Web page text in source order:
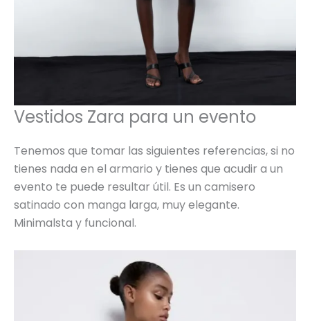
Vestidos Zara para un evento
Tenemos que tomar las siguientes referencias, si no
tienes nada en el armario y tienes que acudir a un
evento te puede resultar útil. Es un camisero
satinado con manga larga, muy elegante.
Minimalsta y funcional.